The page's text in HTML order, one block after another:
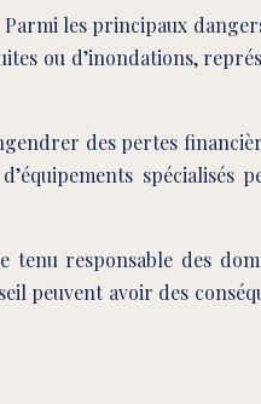
Parmi les principaux
ou d’inondations,
des pertes
spécialisés
responsable des
peuvent avoir des